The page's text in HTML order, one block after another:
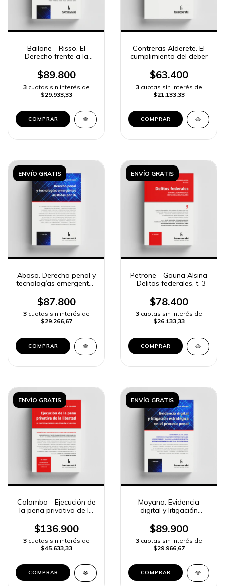
Bailone - Risso. El
Derecho frente a la
$89.800
3 cuotas sin interés de
$29.933,33
COMPRAR
Contreras Alderete. El
cumplimiento del deber
$63.400
3 cuotas sin interés de
$21.133,33
COMPRAR
ENVÍO GRATIS
Aboso. Derecho penal y
tecnologías emergentes
$87.800
3 cuotas sin interés de
$29.266,67
COMPRAR
ENVÍO GRATIS
Petrone - Gauna Alsina
- Delitos federales, t. 3
$78.400
3 cuotas sin interés de
$26.133,33
COMPRAR
ENVÍO GRATIS
Colombo - Ejecución de
la pena privativa de la
$136.900
3 cuotas sin interés de
$45.633,33
COMPRAR
ENVÍO GRATIS
Moyano. Evidencia
digital y litigación
proceso penal
$89.900
3 cuotas sin interés de
$29.966,67
COMPRAR